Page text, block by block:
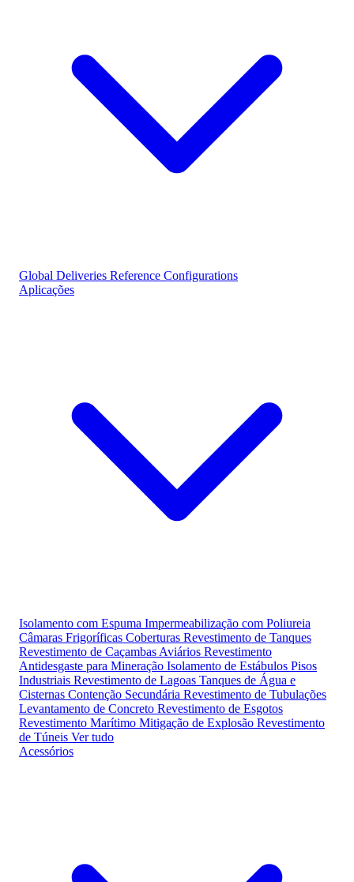
Global Deliveries Reference Configurations
Aplicações
Isolamento com Espuma Impermeabilização com Poliureia
Câmaras Frigoríficas Coberturas Revestimento de Tanques
Revestimento de Caçambas Aviários Revestimento
Antidesgaste para Mineração Isolamento de Estábulos Pisos
Industriais Revestimento de Lagoas Tanques de Água e
Cisternas Contenção Secundária Revestimento de Tubulações
Levantamento de Concreto Revestimento de Esgotos
Revestimento Marítimo Mitigação de Explosão Revestimento
de Túneis Ver tudo
Acessórios